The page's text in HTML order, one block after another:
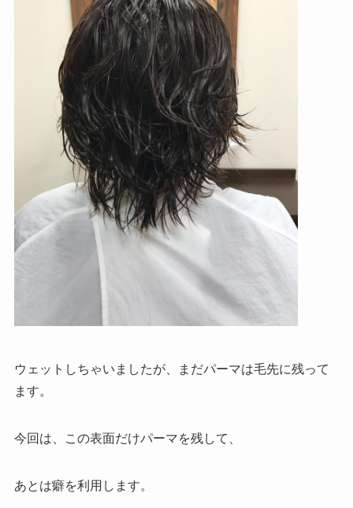
ウェットしちゃいましたが、まだパーマは毛先に残って
ます。
今回は、この表面だけパーマを残して、
あとは癖を利用します。